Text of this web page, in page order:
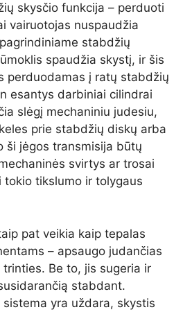
skysčio funkcija – perduoti
vairuotojas nuspaudžia
stabdžių
spaudžia skystį, ir šis
perduodamas į ratų stabdžių
esantys darbiniai cilindrai
slėgį mechaniniu judesiu,
prie stabdžių diskų arba
ši jėgos transmisija būtų
svirtys ar trosai
tokio tikslumo ir tolygaus
pat veikia kaip tepalas
– apsaugo judančias
Be to, jis sugeria ir
stabdant.
yra uždara, skystis